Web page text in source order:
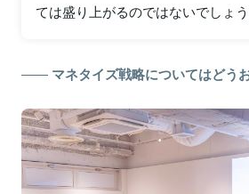
ては盛り上がるのではないでしょう
マネタイズ戦略についてはどう